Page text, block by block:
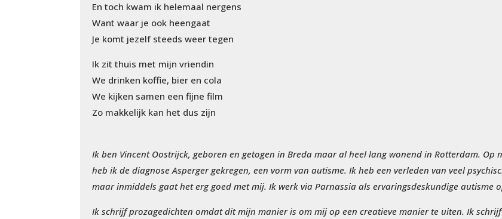
En toch kwam ik helemaal nergens
Want waar je ook heengaat
Je komt jezelf steeds weer tegen
Ik zit thuis met mijn vriendin
We drinken koffie, bier en cola
We kijken samen een fijne film
Zo makkelijk kan het dus zijn
Ik ben Vincent Oostrijck, geboren en getogen in Breda maar al heel lang wonend in Rotterdam. Op
heb ik de diagnose Asperger gekregen, een vorm van autisme. Ik heb een verleden van veel
maar inmiddels gaat het erg goed met mij. Ik werk via Parnassia als ervaringsdeskundige autisme
Ik schrijf prozagedichten omdat dit mijn manier is om mij op een creatieve manier te uiten. Ik